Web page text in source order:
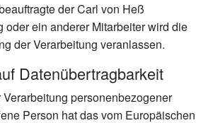
der Carl von Heß
oder ein anderer Mitarbeiter wird die
der Verarbeitung veranlassen.
Datenübertragbarkeit
personenbezogener
Person hat das vom Europäischen